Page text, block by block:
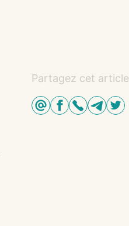
Partagez cet article